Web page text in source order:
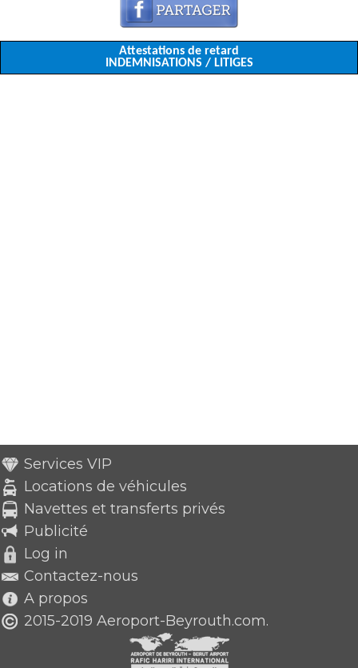
Attestations de retard
INDEMNISATIONS / LITIGES
Services VIP
Locations de véhicules
Navettes et transferts privés
Publicité
Log in
Contactez-nous
A propos
2015-2019 Aeroport-Beyrouth.com.